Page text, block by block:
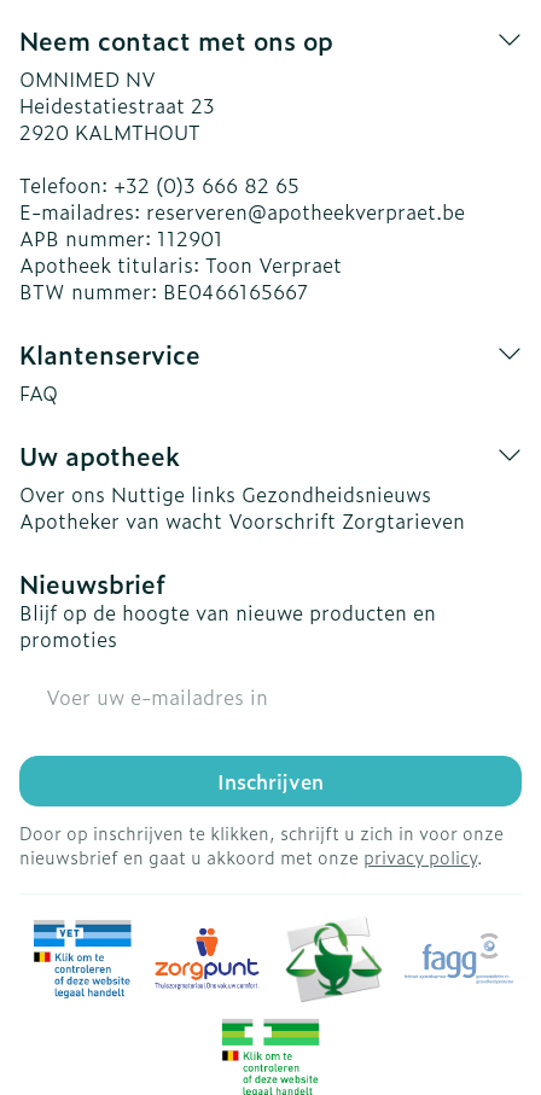
Neem contact met ons op
OMNIMED NV
Heidestatiestraat 23
2920 KALMTHOUT
Telefoon: +32 (0)3 666 82 65
E-mailadres: reserveren@apotheekverpraet.be
APB nummer: 112901
Apotheek titularis: Toon Verpraet
BTW nummer: BE0466165667
Klantenservice
FAQ
Uw apotheek
Over ons Nuttige links Gezondheidsnieuws
Apotheker van wacht Voorschrift Zorgtarieven
Nieuwsbrief
Blijf op de hoogte van nieuwe producten en
promoties
Inschrijven
Door op inschrijven te klikken, schrijft u zich in voor onze
nieuwsbrief en gaat u akkoord met onze privacy policy.